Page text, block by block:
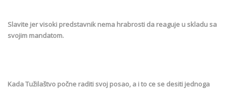
Slavite jer visoki predstavnik nema hrabrosti da reaguje u skladu sa
svojim mandatom.
Kada Tužilaštvo počne raditi svoj posao, a i to ce se desiti jednoga